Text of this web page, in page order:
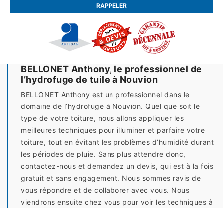
BELLONET Anthony, le professionnel de
l’hydrofuge de tuile à Nouvion
BELLONET Anthony est un professionnel dans le
domaine de l’hydrofuge à Nouvion. Quel que soit le
type de votre toiture, nous allons appliquer les
meilleures techniques pour illuminer et parfaire votre
toiture, tout en évitant les problèmes d’humidité durant
les périodes de pluie. Sans plus attendre donc,
contactez-nous et demandez un devis, qui est à la fois
gratuit et sans engagement. Nous sommes ravis de
vous répondre et de collaborer avec vous. Nous
viendrons ensuite chez vous pour voir les techniques à